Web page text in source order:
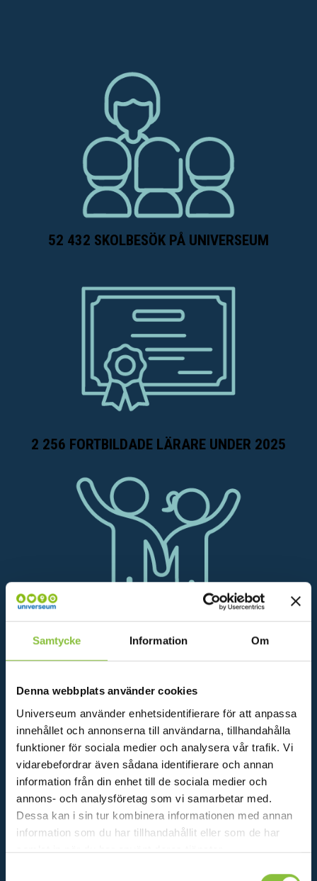
Samtycke Information Om
Denna webbplats använder cookies
Universeum använder enhetsidentifierare för att anpassa
innehållet och annonserna till användarna, tillhandahålla
funktioner för sociala medier och analysera vår trafik. Vi
vidarebefordrar även sådana identifierare och annan
information från din enhet till de sociala medier och
annons- och analysföretag som vi samarbetar med.
Dessa kan i sin tur kombinera informationen med annan
information som du har tillhandahållit eller som de har
samlat in när du har använt deras tjänster.
52 432 SKOLBESÖK PÅ UNIVERSEUM
2 256 FORTBILDADE LÄRARE UNDER 2025
3 425 ELEVER SOM BLEV AMBASSADÖRER I
GLOBALA MÅLEN